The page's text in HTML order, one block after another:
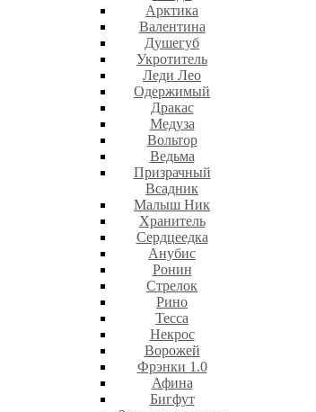
Арктика
Валентина
Душегуб
Укротитель
Леди Лео
Одержимый
Дракас
Медуза
Вольтор
Ведьма
Призрачный
Всадник
Малыш Ник
Хранитель
Сердцеедка
Анубис
Ронин
Стрелок
Рино
Тесса
Некрос
Ворожей
Фрэнки 1.0
Афина
Бигфут